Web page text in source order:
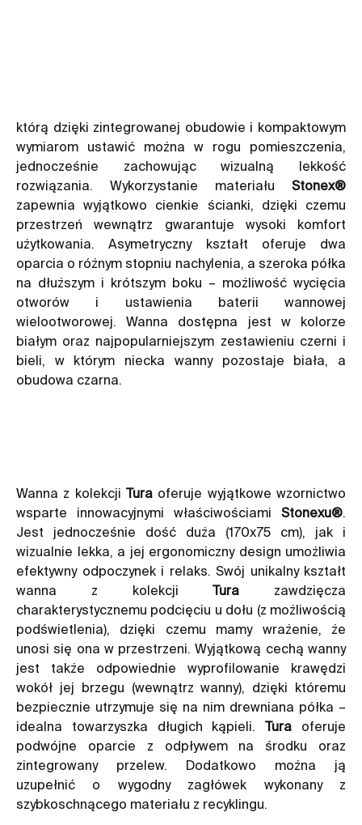
którą dzięki zintegrowanej obudowie i kompaktowym
wymiarom ustawić można w rogu pomieszczenia,
jednocześnie zachowując wizualną lekkość
rozwiązania. Wykorzystanie materiału Stonex®
zapewnia wyjątkowo cienkie ścianki, dzięki czemu
przestrzeń wewnątrz gwarantuje wysoki komfort
użytkowania. Asymetryczny kształt oferuje dwa
oparcia o różnym stopniu nachylenia, a szeroka półka
na dłuższym i krótszym boku – możliwość wycięcia
otworów i ustawienia baterii wannowej
wielootworowej. Wanna dostępna jest w kolorze
białym oraz najpopularniejszym zestawieniu czerni i
bieli, w którym niecka wanny pozostaje biała, a
obudowa czarna.
Wanna z kolekcji Tura oferuje wyjątkowe wzornictwo
wsparte innowacyjnymi właściwościami Stonexu®
Jest jednocześnie dość duża (170x75 cm), jak i
wizualnie lekka, a jej ergonomiczny design umożliwia
efektywny odpoczynek i relaks. Swój unikalny kształt
wanna z kolekcjiTura zawdzięcza
charakterystycznemu podcięciu u dołu (z możliwością
podświetlenia), dzięki czemu mamy wrażenie, że
unosi się ona w przestrzeni. Wyjątkową cechą wanny
jest także odpowiednie wyprofilowanie krawędzi
wokół jej brzegu (wewnątrz wanny), dzięki któremu
bezpiecznie utrzymuje się na nim drewniana półka –
idealna towarzyszka długich kąpieli.Tura oferuje
podwójne oparcie z odpływem na środku oraz
zintegrowany przelew. Dodatkowo można ją
uzupełnić o wygodny zagłówek wykonany z
szybkoschnącego materiału z recyklingu.